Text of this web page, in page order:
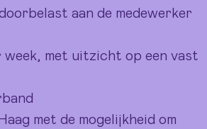
aan de medewerker
met uitzicht op een vast
met de mogelijkheid om